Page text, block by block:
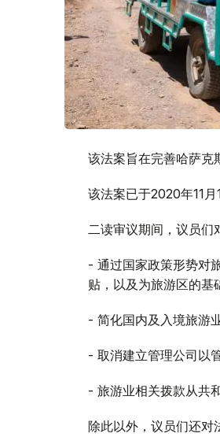
该法案旨在完善哈萨克
该法案已于2020年11月
二读审议期间，议员们
- 通过国家政策形势对
贴，以及为旅游区的基
- 简化国内及入境旅游
- 取消建立管理公司以
- 旅游业相关拨款从共
除此以外，议员们还对